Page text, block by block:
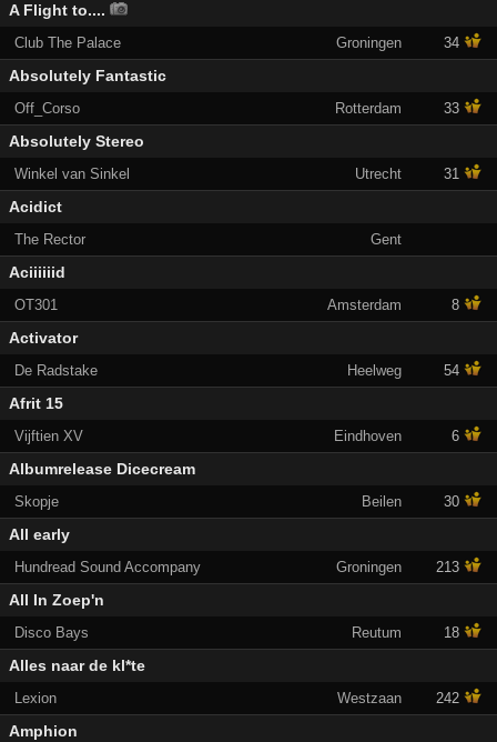
A Flight to....
Club The Palace Groningen 34
Absolutely Fantastic
Off_Corso Rotterdam 33
Absolutely Stereo
Winkel van Sinkel Utrecht 31
Acidict
The Rector Gent
Aciiiiiid
OT301 Amsterdam 8
Activator
De Radstake Heelweg 54
Afrit 15
Vijftien XV Eindhoven 6
Albumrelease Dicecream
Skopje Beilen 30
All early
Hundread Sound Accompany Groningen 213
All In Zoep'n
Disco Bays Reutum 18
Alles naar de kl*te
Lexion Westzaan 242
Amphion